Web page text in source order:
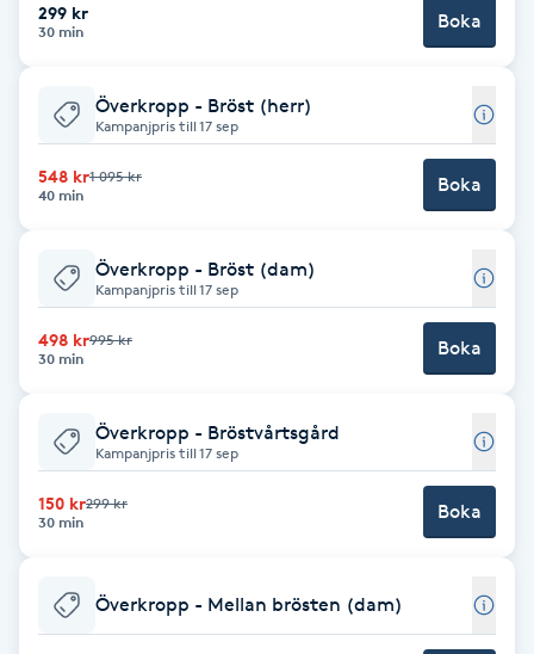
Pensionärklippning
Permanent hårborttagning
Personal shopper
Personlig tränare
Pigmentbehandling
Pigmentfläckar
299 kr
30 min Boka
Överkropp - Bröst (herr)
Kampanjpris till 17 sep
548 kr1 095 kr
40 min
Boka
Överkropp - Bröst (dam)
Kampanjpris till 17 sep
498 kr995 kr
30 min
Boka
Överkropp - Bröstvårtsgård
Kampanjpris till 17 sep
150 kr299 kr
30 min
Boka
Överkropp - Mellan brösten (dam)